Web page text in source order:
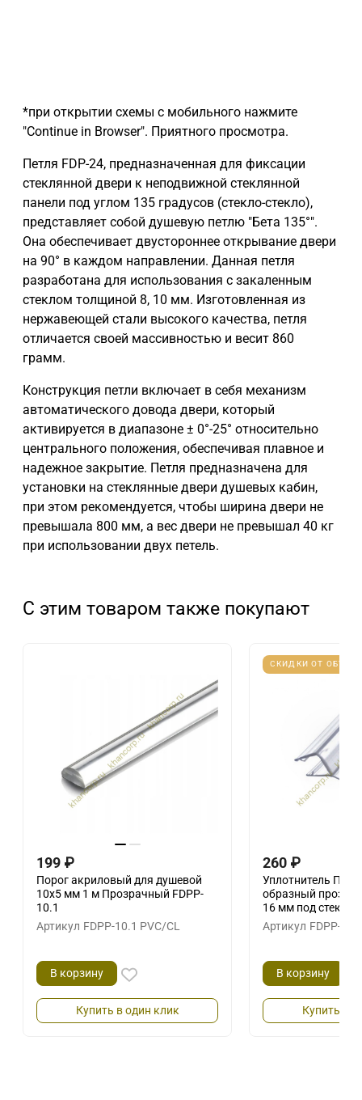
*при открытии схемы с мобильного нажмите
"Continue in Browser". Приятного просмотра.
Петля FDP-24, предназначенная для фиксации
стеклянной двери к неподвижной стеклянной
панели под углом 135 градусов (стекло-стекло),
представляет собой душевую петлю "Бета 135°".
Она обеспечивает двустороннее открывание двери
на 90° в каждом направлении. Данная петля
разработана для использования с закаленным
стеклом толщиной 8, 10 мм. Изготовленная из
нержавеющей стали высокого качества, петля
отличается своей массивностью и весит 860
грамм.
Конструкция петли включает в себя механизм
автоматического довода двери, который
активируется в диапазоне ± 0°-25° относительно
центрального положения, обеспечивая плавное и
надежное закрытие. Петля предназначена для
установки на стеклянные двери душевых кабин,
при этом рекомендуется, чтобы ширина двери не
превышала 800 мм, а вес двери не превышал 40 кг
при использовании двух петель.
С этим товаром также покупают
199 ₽
Порог акриловый для душевой
10х5 мм 1 м Прозрачный FDPP-
10.1
Артикул FDPP-10.1 PVC/CL
В корзину
Купить в один клик
СКИДКИ ОТ
260 ₽
Уплотнитель
образный
16 мм под стекло
Артикул FDPP-
В корзину
Купить в